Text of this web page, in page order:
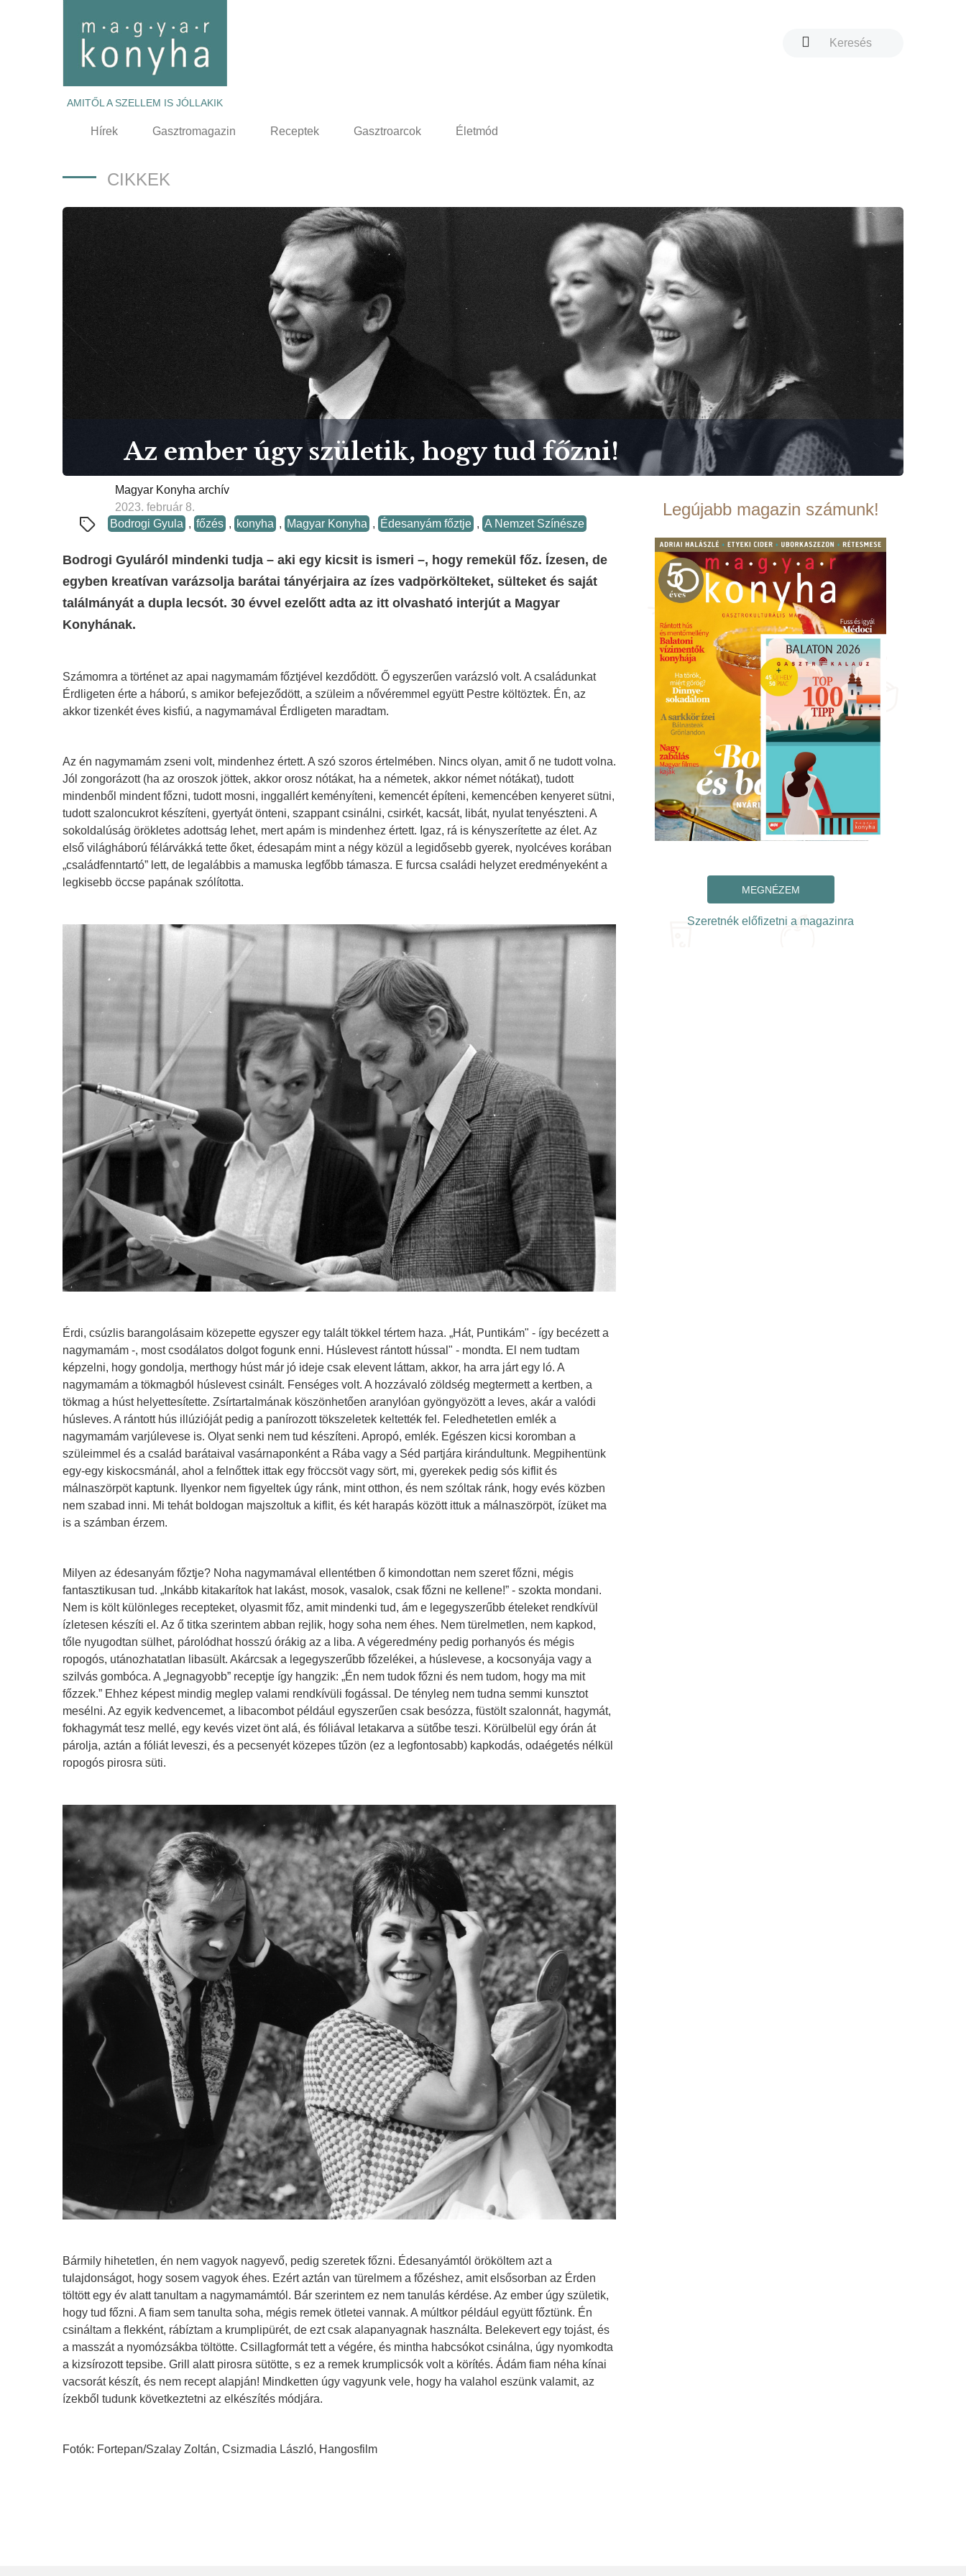
AMITŐL A SZELLEM IS JÓLLAKIK
Hírek Gasztromagazin Receptek Gasztroarcok Életmód
CIKKEK
Az ember úgy születik, hogy tud főzni!
Magyar Konyha archív
2023. február 8.
Bodrogi Gyula , főzés , konyha , Magyar Konyha , Édesanyám főztje , A Nemzet Színésze
Bodrogi Gyuláról mindenki tudja – aki egy kicsit is ismeri –, hogy remekül főz. Ízesen, de
egyben kreatívan varázsolja barátai tányérjaira az ízes vadpörkölteket, sülteket és saját
találmányát a dupla lecsót. 30 évvel ezelőtt adta az itt olvasható interjút a Magyar
Konyhának.
Számomra a történet az apai nagymamám főztjével kezdődött. Ő egyszerűen varázsló volt. A családunkat
Érdligeten érte a háború, s amikor befejeződött, a szüleim a nővéremmel együtt Pestre költöztek. Én, az
akkor tizenkét éves kisfiú, a nagymamával Érdligeten maradtam.
Az én nagymamám zseni volt, mindenhez értett. A szó szoros értelmében. Nincs olyan, amit ő ne tudott volna.
Jól zongorázott (ha az oroszok jöttek, akkor orosz nótákat, ha a németek, akkor német nótákat), tudott
mindenből mindent főzni, tudott mosni, inggallért keményíteni, kemencét építeni, kemencében kenyeret sütni,
tudott szaloncukrot készíteni, gyertyát önteni, szappant csinálni, csirkét, kacsát, libát, nyulat tenyészteni. A
sokoldalúság örökletes adottság lehet, mert apám is mindenhez értett. Igaz, rá is kényszerítette az élet. Az
első világháború félárvákká tette őket, édesapám mint a négy közül a legidősebb gyerek, nyolcéves korában
„családfenntartó” lett, de legalábbis a mamuska legfőbb támasza. E furcsa családi helyzet eredményeként a
legkisebb öccse papának szólította.
Érdi, csúzlis barangolásaim közepette egyszer egy talált tökkel tértem haza. „Hát, Puntikám" - így becézett a
nagymamám -, most csodálatos dolgot fogunk enni. Húslevest rántott hússal" - mondta. El nem tudtam
képzelni, hogy gondolja, merthogy húst már jó ideje csak elevent láttam, akkor, ha arra járt egy ló. A
nagymamám a tökmagból húslevest csinált. Fenséges volt. A hozzávaló zöldség megtermett a kertben, a
tökmag a húst helyettesítette. Zsírtartalmának köszönhetően aranylóan gyöngyözött a leves, akár a valódi
húsleves. A rántott hús illúzióját pedig a panírozott tökszeletek keltették fel. Feledhetetlen emlék a
nagymamám varjúlevese is. Olyat senki nem tud készíteni. Apropó, emlék. Egészen kicsi koromban a
szüleimmel és a család barátaival vasárnaponként a Rába vagy a Séd partjára kirándultunk. Megpihentünk
egy-egy kiskocsmánál, ahol a felnőttek ittak egy fröccsöt vagy sört, mi, gyerekek pedig sós kiflit és
málnaszörpöt kaptunk. Ilyenkor nem figyeltek úgy ránk, mint otthon, és nem szóltak ránk, hogy evés közben
nem szabad inni. Mi tehát boldogan majszoltuk a kiflit, és két harapás között ittuk a málnaszörpöt, ízüket ma
is a számban érzem.
Milyen az édesanyám főztje? Noha nagymamával ellentétben ő kimondottan nem szeret főzni, mégis
fantasztikusan tud. „Inkább kitakarítok hat lakást, mosok, vasalok, csak főzni ne kellene!” - szokta mondani.
Nem is költ különleges recepteket, olyasmit főz, amit mindenki tud, ám e legegyszerűbb ételeket rendkívül
ízletesen készíti el. Az ő titka szerintem abban rejlik, hogy soha nem éhes. Nem türelmetlen, nem kapkod,
tőle nyugodtan sülhet, párolódhat hosszú órákig az a liba. A végeredmény pedig porhanyós és mégis
ropogós, utánozhatatlan libasült. Akárcsak a legegyszerűbb főzelékei, a húslevese, a kocsonyája vagy a
szilvás gombóca. A „legnagyobb” receptje így hangzik: „Én nem tudok főzni és nem tudom, hogy ma mit
főzzek.” Ehhez képest mindig meglep valami rendkívüli fogással. De tényleg nem tudna semmi kunsztot
mesélni. Az egyik kedvencemet, a libacombot például egyszerűen csak besózza, füstölt szalonnát, hagymát,
fokhagymát tesz mellé, egy kevés vizet önt alá, és fóliával letakarva a sütőbe teszi. Körülbelül egy órán át
párolja, aztán a fóliát leveszi, és a pecsenyét közepes tűzön (ez a legfontosabb) kapkodás, odaégetés nélkül
ropogós pirosra süti.
Bármily hihetetlen, én nem vagyok nagyevő, pedig szeretek főzni. Édesanyámtól örököltem azt a
tulajdonságot, hogy sosem vagyok éhes. Ezért aztán van türelmem a főzéshez, amit elsősorban az Érden
töltött egy év alatt tanultam a nagymamámtól. Bár szerintem ez nem tanulás kérdése. Az ember úgy születik,
hogy tud főzni. A fiam sem tanulta soha, mégis remek ötletei vannak. A múltkor például együtt főztünk. Én
csináltam a flekként, rábíztam a krumplipürét, de ezt csak alapanyagnak használta. Belekevert egy tojást, és
a masszát a nyomózsákba töltötte. Csillagformát tett a végére, és mintha habcsókot csinálna, úgy nyomkodta
a kizsírozott tepsibe. Grill alatt pirosra sütötte, s ez a remek krumplicsók volt a körítés. Ádám fiam néha kínai
vacsorát készít, és nem recept alapján! Mindketten úgy vagyunk vele, hogy ha valahol eszünk valamit, az
ízekből tudunk következtetni az elkészítés módjára.
Fotók: Fortepan/Szalay Zoltán, Csizmadia László, Hangosfilm
Legújabb magazin számunk!
MEGNÉZEM
Szeretnék előfizetni a magazinra